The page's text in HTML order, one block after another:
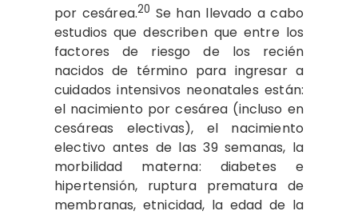
por cesárea.20 Se han llevado a cabo
estudios que describen que entre los
factores de riesgo de los recién
nacidos de término para ingresar a
cuidados intensivos neonatales están:
el nacimiento por cesárea (incluso en
cesáreas electivas), el nacimiento
electivo antes de las 39 semanas, la
morbilidad materna: diabetes e
hipertensión, ruptura prematura de
membranas, etnicidad, la edad de la